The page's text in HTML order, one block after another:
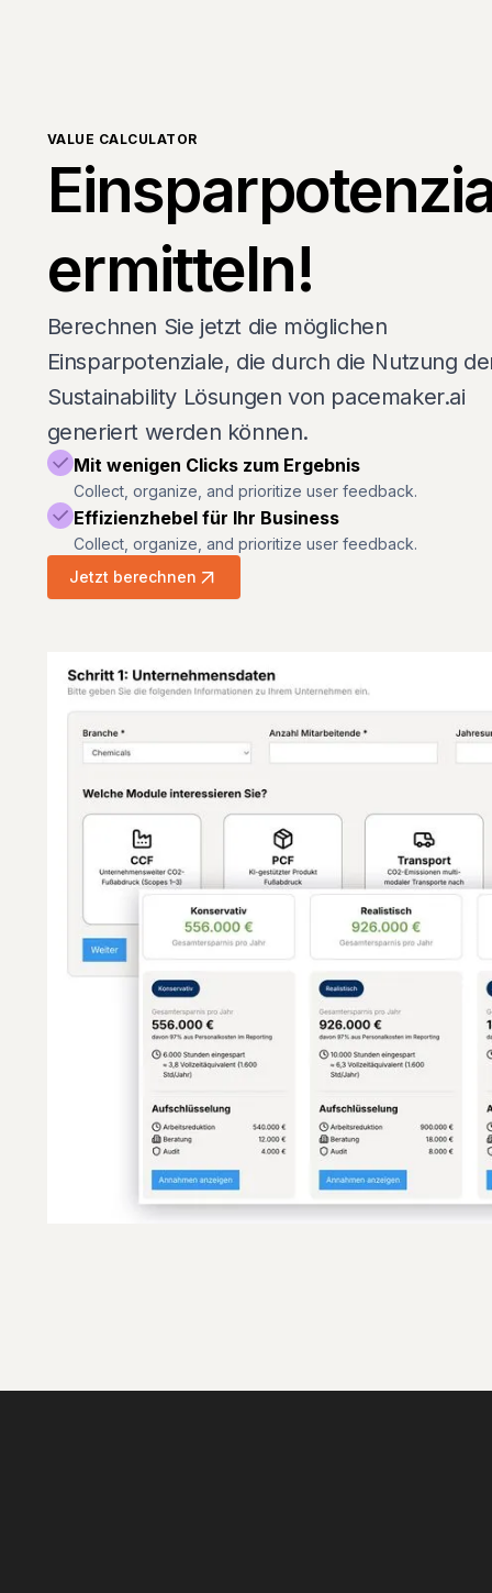
VALUE CALCULATOR
ermitteln!
Berechnen Sie jetzt die möglichen
Einsparpotenziale, die durch die Nutzung
Sustainability Lösungen von pacemaker.ai
generiert werden können.
Mit wenigen Clicks zum Ergebnis
Collect, organize, and prioritize user feedback.
Effizienzhebel für Ihr Business
Collect, organize, and prioritize user feedback.
Jetzt berechnen